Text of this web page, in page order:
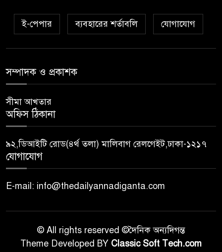
ই-পেপার ব্যবহারের শর্তাবলি যোগাযোগ
সম্পাদক ও প্রকাশক
সীমা আখতার
অফিস ঠিকানা
৯২,ডিআইটি রোড(৪র্থ তলা) মালিবাগ রেলগেইট,ঢাকা-১২১৭
যোগাযোগ
E-mail: info@thedailyannadiganta.com
© All rights reserved ©দৈনিক অন্যদিগন্ত
Theme Developed BY Classic Soft Tech.com